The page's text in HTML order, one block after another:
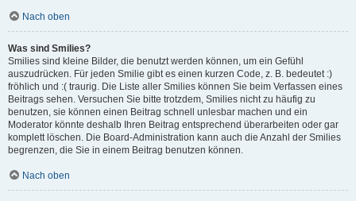
Nach oben
Was sind Smilies?
Smilies sind kleine Bilder, die benutzt werden können, um ein Gefühl
auszudrücken. Für jeden Smilie gibt es einen kurzen Code, z. B. bedeutet :)
fröhlich und :( traurig. Die Liste aller Smilies können Sie beim Verfassen eines
Beitrags sehen. Versuchen Sie bitte trotzdem, Smilies nicht zu häufig zu
benutzen, sie können einen Beitrag schnell unlesbar machen und ein
Moderator könnte deshalb Ihren Beitrag entsprechend überarbeiten oder gar
komplett löschen. Die Board-Administration kann auch die Anzahl der Smilies
begrenzen, die Sie in einem Beitrag benutzen können.
Nach oben